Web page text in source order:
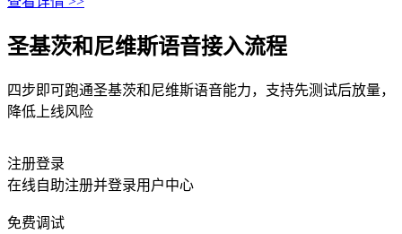
圣基茨和尼维斯语音接入流程
四步即可跑通圣基茨和尼维斯语音能力，支持先测试后放量，
降低上线风险
注册登录
在线自助注册并登录用户中心
免费调试